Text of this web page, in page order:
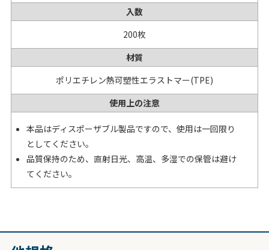
入数
200枚
材質
ポリエチレン熱可塑性エラストマー(TPE)
使用上の注意
本品はディスポーザブル製品ですので、使用は一回限り
としてください。
品質保持のため、直射日光、高温、多湿での保管は避け
てください。